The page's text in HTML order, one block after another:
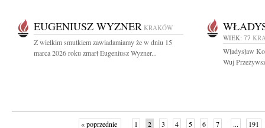
EUGENIUSZ WYZNER KRAKÓW
Z wielkim smutkiem zawiadamiamy że w dniu 15
marca 2026 roku zmarł Eugeniusz Wyzner...
WIEK: 77
Władysław
Wuj
« poprzednie 1 2 3 4 5 6 7 ... 191